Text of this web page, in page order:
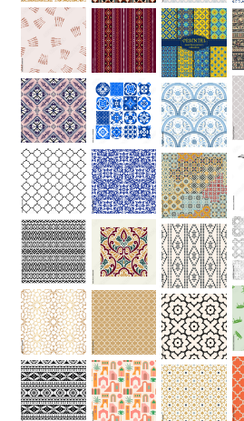
Hauteur
MATÉRIEL
SUPPLÉMENTAIRE
Il est
important
d'ajouter 2
pouces de
matériel
supplémentaire
en largeur et
en hauteur
pour faciliter
l'installation
lors du
recouvrement
d'un mur
complet. Pour
une couverture
partielle du
mur, entrez
des mesures
précises.